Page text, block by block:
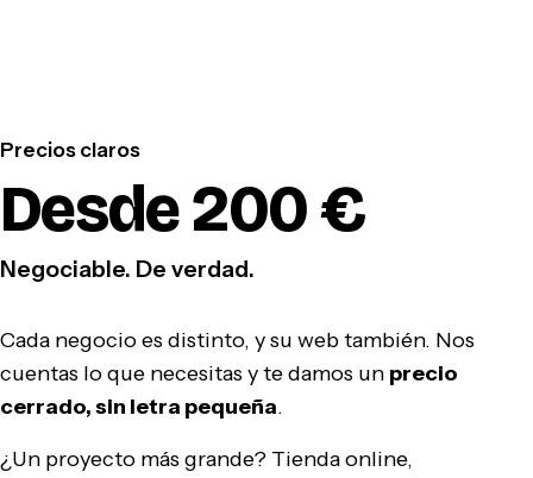
Precios claros
Desde 200 €
Negociable. De verdad.
Cada negocio es distinto, y su web también. Nos
cuentas lo que necesitas y te damos un precio
cerrado, sin letra pequeña.
¿Un proyecto más grande? Tienda online,